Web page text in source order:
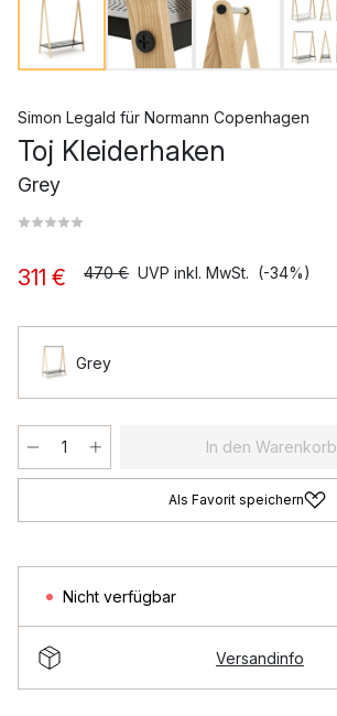
Simon Legald für Normann Copenhagen
Toj Kleiderhaken
Grey
311 € 470 € UVP inkl. MwSt. (-34%)
Grey
In den Warenkorb
Als Favorit speichern
Nicht verfügbar
Versandinfo